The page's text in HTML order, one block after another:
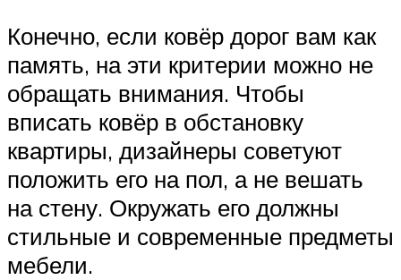
Конечно, если ковёр дорог вам как
память, на эти критерии можно не
обращать внимания. Чтобы
вписать ковёр в обстановку
квартиры, дизайнеры советуют
положить его на пол, а не вешать
на стену. Окружать его должны
стильные и современные предметы
мебели.